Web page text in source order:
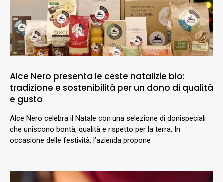
Alce Nero presenta le ceste natalizie bio:
tradizione e sostenibilità per un dono di qualità
e gusto
Alce Nero celebra il Natale con una selezione di donispeciali
che uniscono bontà, qualità e rispetto per la terra. In
occasione delle festività, l’azienda propone